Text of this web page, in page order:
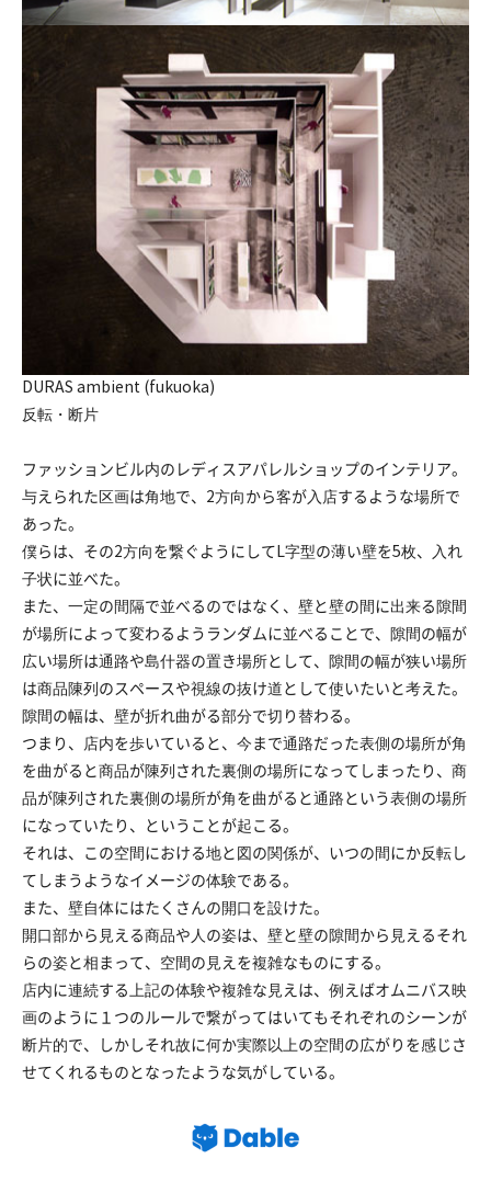
DURAS ambient (fukuoka)
反転・断片
ファッションビル内のレディスアパレルショップのインテリア。
与えられた区画は角地で、2方向から客が入店するような場所で
あった。
僕らは、その2方向を繋ぐようにしてL字型の薄い壁を5枚、入れ
子状に並べた。
また、一定の間隔で並べるのではなく、壁と壁の間に出来る隙間
が場所によって変わるようランダムに並べることで、隙間の幅が
広い場所は通路や島什器の置き場所として、隙間の幅が狭い場所
は商品陳列のスペースや視線の抜け道として使いたいと考えた。
隙間の幅は、壁が折れ曲がる部分で切り替わる。
つまり、店内を歩いていると、今まで通路だった表側の場所が角
を曲がると商品が陳列された裏側の場所になってしまったり、商
品が陳列された裏側の場所が角を曲がると通路という表側の場所
になっていたり、ということが起こる。
それは、この空間における地と図の関係が、いつの間にか反転し
てしまうようなイメージの体験である。
また、壁自体にはたくさんの開口を設けた。
開口部から見える商品や人の姿は、壁と壁の隙間から見えるそれ
らの姿と相まって、空間の見えを複雑なものにする。
店内に連続する上記の体験や複雑な見えは、例えばオムニバス映
画のように１つのルールで繋がってはいてもそれぞれのシーンが
断片的で、しかしそれ故に何か実際以上の空間の広がりを感じさ
せてくれるものとなったような気がしている。